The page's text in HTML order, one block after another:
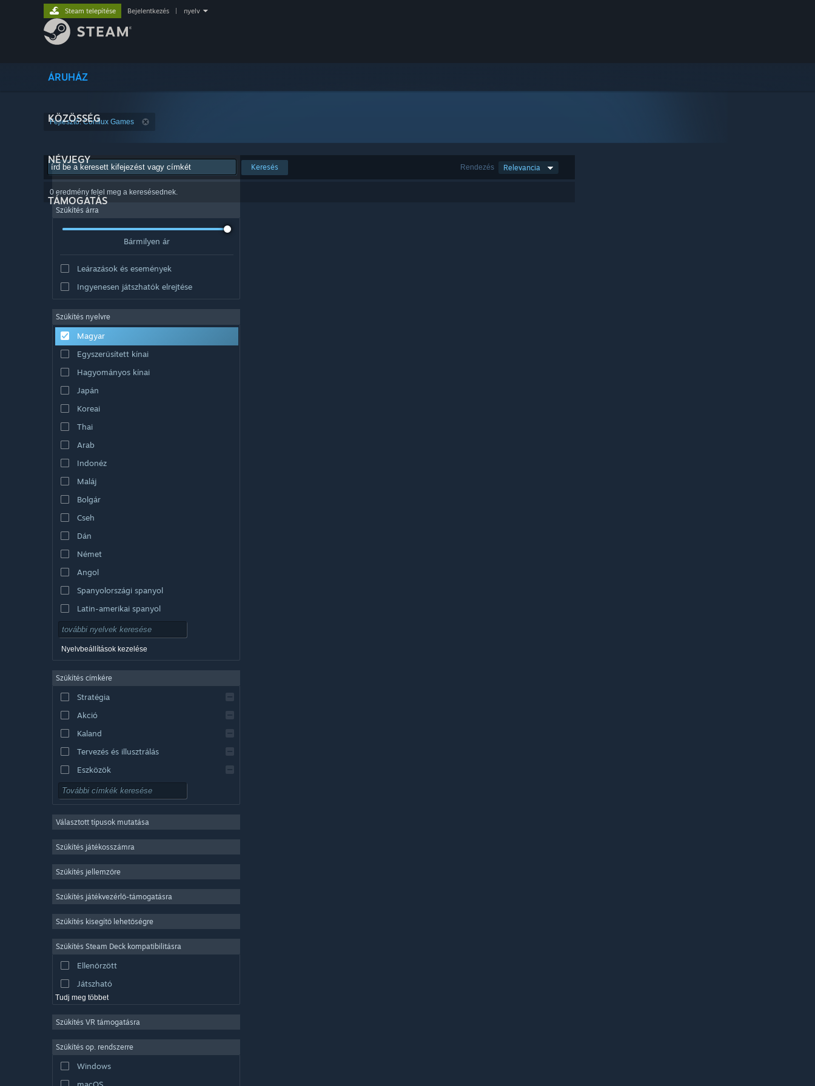
ÁRUHÁZ
KÖZÖSSÉG
NÉVJEGY
TÁMOGATÁS
Steam telepítése Bejelentkezés nyelv
Fejlesztő: Conflux Games
Rendezés Relevancia
Keresés
0 eredmény felel meg a keresésednek.
Szűkítés árra
Bármilyen ár
Leárazások és események
Ingyenesen játszhatók elrejtése
Szűkítés nyelvre
Magyar
Egyszerűsített kínai
Hagyományos kínai
Japán
Koreai
Thai
Arab
Indonéz
Maláj
Bolgár
Cseh
Dán
Német
Angol
Spanyolországi spanyol
Latin-amerikai spanyol
Nyelvbeállítások kezelése
Szűkítés címkére
Stratégia
Akció
Kaland
Tervezés és illusztrálás
Eszközök
Ingyenesen játszható
Sokszereplős többjátékos
Indie
Könnyed
Szimuláció
Videószerkesztés
Fényképszerkesztés
Választott típusok mutatása
Szűkítés játékosszámra
Szűkítés jellemzőre
Szűkítés játékvezérlő-támogatásra
Szűkítés kisegítő lehetőségre
Szűkítés Steam Deck kompatibilitásra
Ellenőrzött
Játszható
Tudj meg többet
Szűkítés VR támogatásra
Szűkítés op. rendszerre
Windows